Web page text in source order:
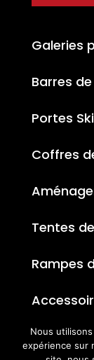
Galeries
Barres
Portes
Coffres
Tentes
Rampes
Nous
expérience sur